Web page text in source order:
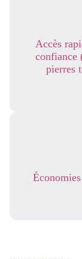
Accès
confiance
pierres